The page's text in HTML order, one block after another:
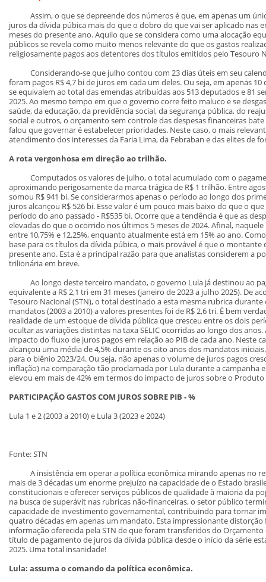
Assim, o que se depreende dos números é que, em apenas um
juros da dívida púbica mais do que o dobro do que vai ser aplicado nas
meses do presente ano. Aquilo que se considera como uma alocação
públicos se revela como muito menos relevante do que os gastos
religiosamente pagos aos detentores dos títulos emitidos pelo Tesouro
Considerando-se que julho contou com 23 dias úteis em seu
foram pagos R$ 4,7 bi de juros em cada um deles. Ou seja, em apenas
se equivalem ao total das emendas atribuídas aos 513 deputados e 81
2025. Ao mesmo tempo em que o governo corre feito maluco e se
saúde, da educação, da previdência social, da segurança pública, do
social e outros, o orçamento sem controle das despesas financeiras
falou que governar é estabelecer prioridades. Neste caso, o mais
atendimento dos interesses da Faria Lima, da Febraban e das elites de
A rota vergonhosa em direção ao trilhão.
Computados os valores de julho, o total acumulado com o
aproximando perigosamente da marca trágica de R$ 1 trilhão. Entre
somou R$ 941 bi. Se considerarmos apenas o período ao longo dos
juros alcançou R$ 526 bi. Esse valor é um pouco mais baixo do que o
período do ano passado - R$535 bi. Ocorre que a tendência é que as
elevadas do que o ocorrido nos últimos 5 meses de 2024. Afinal,
entre 10,75% e 12,25%, enquanto atualmente está em 15% ao ano.
base para os títulos da dívida púbica, o mais provável é que o
presente ano. Esta é a principal razão para que analistas considerem a
trilionária em breve.
Ao longo deste terceiro mandato, o governo Lula já destinou ao
equivalente a R$ 2,1 tri em 31 meses (janeiro de 2023 a julho 2025). De
Tesouro Nacional (STN), o total destinado a esta mesma rubrica durante
mandatos (2003 a 2010) a valores presentes foi de R$ 2,6 tri. É bem
realidade de um estoque de dívida pública que cresceu entre os dois
ocultar as variações distintas na taxa SELIC ocorridas ao longo dos
impacto do fluxo de juros pagos em relação ao PIB de cada ano. Neste
alcançou uma média de 4,5% durante os oito anos dos mandatos
para o biênio 2023/24. Ou seja, não apenas o volume de juros pagos
inflação) na comparação tão proclamada por Lula durante a campanha
elevou em mais de 42% em termos do impacto de juros sobre o
PARTICIPAÇÃO GASTOS COM JUROS SOBRE PIB - %
Lula 1 e 2 (2003 a 2010) e Lula 3 (2023 e 2024)
Fonte: STN
A insistência em operar a política econômica mirando apenas no
mais de 3 décadas um enorme prejuízo na capacidade de o Estado
constitucionais e oferecer serviços públicos de qualidade à maioria da
na busca de superávit nas rubricas não-financeiras, o setor público
capacidade de investimento governamental, contribuindo para tornar
quatro décadas em apenas um mandato. Esta impressionante
informação oferecida pela STN de que foram transferidos do
título de pagamento de juros da dívida pública desde o início da série
2025. Uma total insanidade!
Lula: assuma o comando da política econômica.